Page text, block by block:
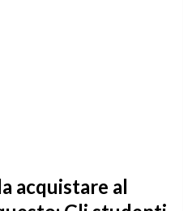
acquistare al